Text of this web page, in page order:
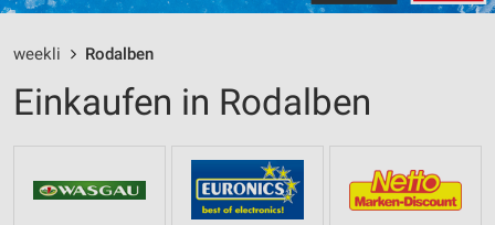
weekli Rodalben
Einkaufen in Rodalben